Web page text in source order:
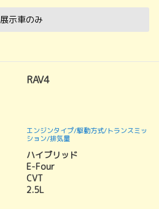
展示車のみ
RAV4
エンジンタイプ/駆動方式/トランスミッ
ション/排気量
ハイブリッド
E-Four
CVT
2.5L